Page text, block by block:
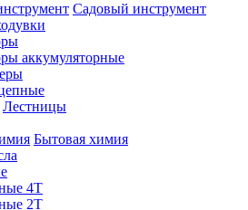
Садовый инструмент
аккумуляторные
Лестницы
Бытовая химия
4Т
2Т